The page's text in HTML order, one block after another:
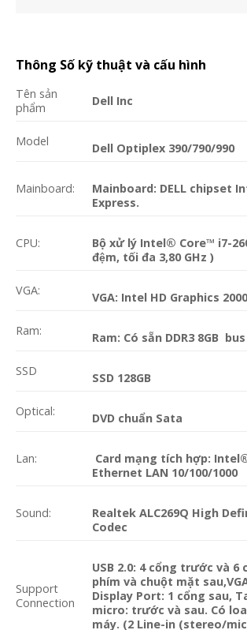
Thông Số kỹ thuật và cấu hình
Tên sản
phẩm
Dell Inc
Model Dell Optiplex 390/790/990
Mainboard:
Mainboard: DELL chipset
Express.
CPU:
Bộ xử lý Intel® Core™ i7-
đệm, tối đa 3,80 GHz )
VGA: VGA: Intel HD Graphics
Ram: Ram: Có sẵn DDR3 8GB
SSD SSD 128GB
Optical: DVD chuẩn Sata
Lan:
Card mạng tích hợp:
Ethernet LAN 10/100/1000
Sound:
Realtek ALC269Q High
Codec
Support
Connection
USB 2.0: 4 cổng trước và 6
phím và chuột mặt
Display Port: 1 cổng sau,
micro: trước và sau. Có
máy. (2 Line-in (stereo/